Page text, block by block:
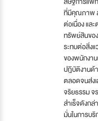
ที่มีคุณภาพ
ต่อเนื่อง แล
ทรัพย์สินขอ
ระทบต่อสิ่ง
ของพนักงา
ปฎิบัติงานด้
ตลอดจนส่ง
จริยธรรม จ
สำเร็จดังกล่
มั่นในการบริ